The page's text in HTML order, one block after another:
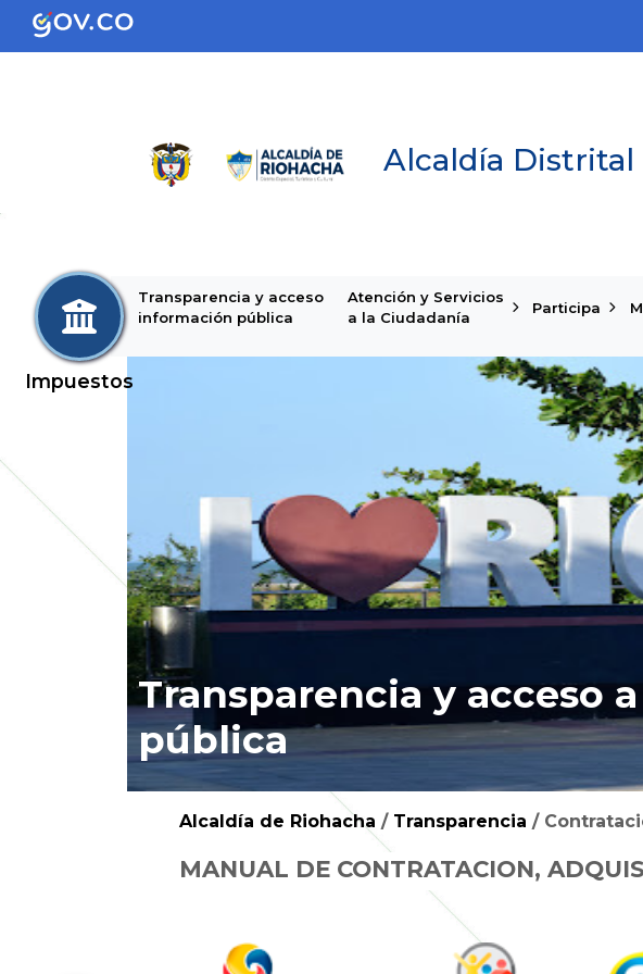
Alcaldía Distrital
Transparencia y acceso
información pública
Atención y Servicios
a la Ciudadanía
Participa
Transparencia y acceso
pública
Alcaldía de Riohacha / Transparencia /
MANUAL DE CONTRATACION,
Impuestos